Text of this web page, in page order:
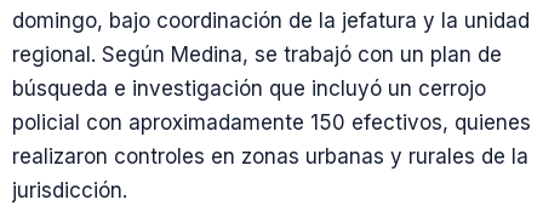
domingo, bajo coordinación de la jefatura y la unidad
regional. Según Medina, se trabajó con un plan de
búsqueda e investigación que incluyó un cerrojo
policial con aproximadamente 150 efectivos, quienes
realizaron controles en zonas urbanas y rurales de la
jurisdicción.